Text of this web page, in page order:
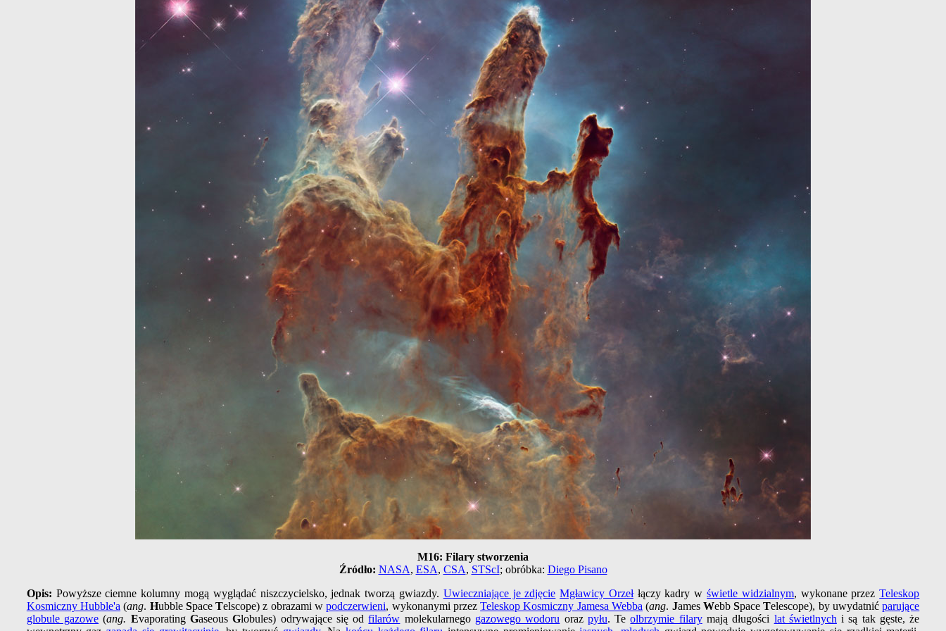
M16: Filary stworzenia
Źródło: NASA, ESA, CSA, STScI; obróbka: Diego Pisano
Opis: Powyższe ciemne kolumny mogą wyglądać niszczycielsko, jednak tworzą gwiazdy. Uwieczniające je zdjęcie Mgławicy Orzełłączy kadry wświetle widzialnym, wykonane przezTeleskop
Kosmiczny Hubble'a (ang. Hubble SpaceTelscope) z obrazami wpodczerwieni, wykonanymi przezTeleskop Kosmiczny Jamesa Webba (ang. James WebbSpaceTelescope), by uwydatnićparujące
globule gazowe (ang. Evaporating GaseousGlobules) odrywające się odfilarów molekularnego gazowego wodoru oraz pyłu. Teolbrzymie filarymają długości lat świetlnych i są tak gęste, że